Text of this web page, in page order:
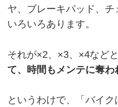
ヤ、ブレーキパッド、
いろいろあります。
それが×2、×3、×4などと
て、時間もメンテに奪わ
というわけで、「バイ